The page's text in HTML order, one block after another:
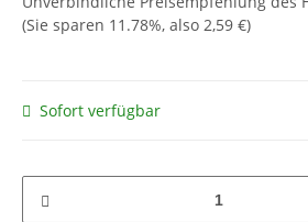
(Sie sparen 11.78%, also2,59 €)
Sofort verfügbar